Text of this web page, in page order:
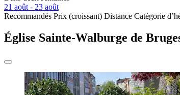
21 août - 23 août
Recommandés Prix (croissant) Distance Catégorie
Église Sainte-Walburge de